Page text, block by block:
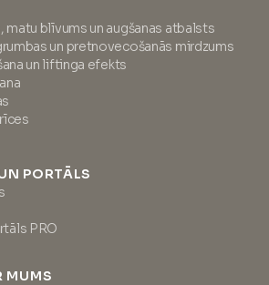
matu blīvums un augšanas atbalsts
un pretnovecošanās mirdzums
un liftinga efekts
PORTĀLS
PRO
MUMS